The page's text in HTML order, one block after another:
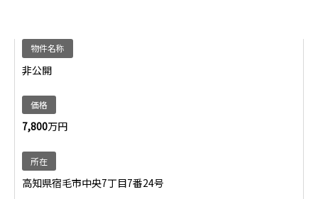
物件名称
非公開
価格
7,800万円
所在
高知県宿毛市中央7丁目7番24号